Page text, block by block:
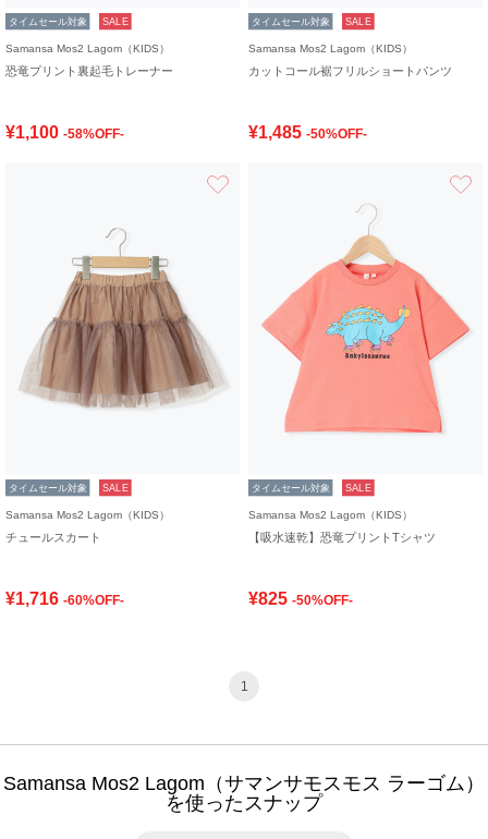
タイムセール対象 SALE
Samansa Mos2 Lagom（KIDS）
恐竜プリント裏起毛トレーナー
¥1,100 -58%OFF-
タイムセール対象 SALE
Samansa Mos2 Lagom（KIDS）
カットコール裾フリルショートパンツ
¥1,485 -50%OFF-
タイムセール対象 SALE
Samansa Mos2 Lagom（KIDS）
チュールスカート
¥1,716 -60%OFF-
タイムセール対象 SALE
Samansa Mos2 Lagom（KIDS）
【吸水速乾】恐竜プリントTシャツ
¥825 -50%OFF-
1
Samansa Mos2 Lagom（サマンサモスモス ラーゴム）
を使ったスナップ